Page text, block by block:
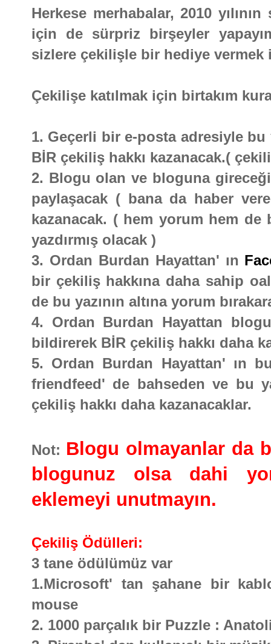
Herkese merhabalar, 2010
için de sürpriz birşeyler
sizlere çekilişle bir hediye vermek
Çekilişe katılmak için birtakım
1. Geçerli bir e-posta adresiyle bu
BİR çekiliş hakkı kazanacak.(
2. Blogu olan ve bloguna
paylaşacak ( bana da haber
kazanacak. ( hem yorum hem
yazdırmış olacak )
3. Ordan Burdan Hayattan' ın
bir çekiliş hakkına daha sahip
de bu yazının altına yorum
4. Ordan Burdan Hayattan
bildirerek BİR çekiliş hakkı daha
5. Ordan Burdan Hayattan' ın
friendfeed' de bahseden ve bu
çekiliş hakkı daha kazanacaklar.
Not: Blogu olmayanlar da
blogunuz olsa dahi
eklemeyi unutmayın.
Çekiliş Ödülleri:
3 tane ödülümüz var
1.Microsoft' tan şahane bir
mouse
2. 1000 parçalık bir Puzzle :